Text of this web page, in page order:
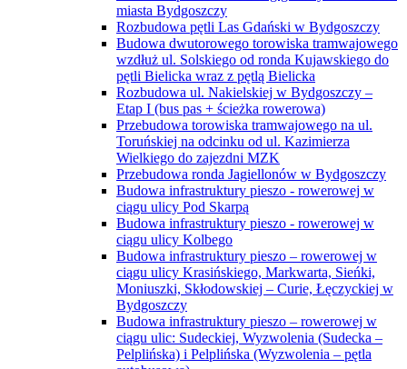
miasta Bydgoszczy
Rozbudowa pętli Las Gdański w Bydgoszczy
Budowa dwutorowego torowiska tramwajowego
wzdłuż ul. Solskiego od ronda Kujawskiego do
pętli Bielicka wraz z pętlą Bielicka
Rozbudowa ul. Nakielskiej w Bydgoszczy –
Etap I (bus pas + ścieżka rowerowa)
Przebudowa torowiska tramwajowego na ul.
Toruńskiej na odcinku od ul. Kazimierza
Wielkiego do zajezdni MZK
Przebudowa ronda Jagiellonów w Bydgoszczy
Budowa infrastruktury pieszo - rowerowej w
ciągu ulicy Pod Skarpą
Budowa infrastruktury pieszo - rowerowej w
ciągu ulicy Kolbego
Budowa infrastruktury pieszo – rowerowej w
ciągu ulicy Krasińskiego, Markwarta, Sieńki,
Moniuszki, Skłodowskiej – Curie, Łęczyckiej w
Bydgoszczy
Budowa infrastruktury pieszo – rowerowej w
ciągu ulic: Sudeckiej, Wyzwolenia (Sudecka –
Pelplińska) i Pelplińska (Wyzwolenia – pętla